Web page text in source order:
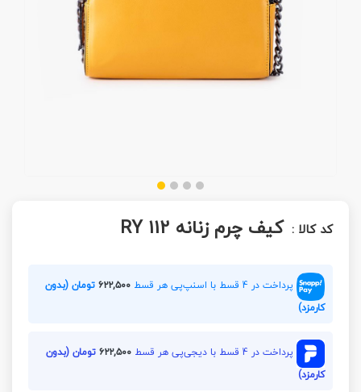
کد کالا : کیف چرم زنانه RY 112
پرداخت در 4 قسط با اسنپ‌پی هر قسط ۶۲۲,۵۰۰تومان (بدون
کارمزد)
پرداخت در 4 قسط با دیجی‌پی هر قسط ۶۲۲,۵۰۰تومان (بدون
کارمزد)